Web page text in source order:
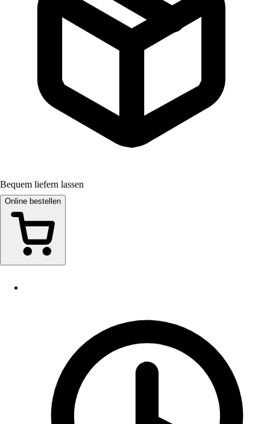
Bequem liefern lassen
Online bestellen